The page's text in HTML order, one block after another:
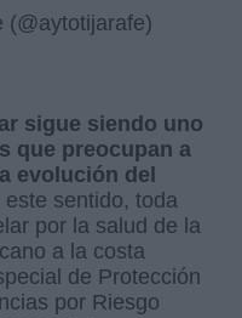
sigue siendo uno
que preocupan a
evolución del
este sentido, toda
por la salud de la
a la costa
de Protección
por Riesgo